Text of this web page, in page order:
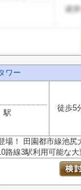
ワー
駅
徒歩5
場！ 田園都市線池
路線3駅利用可能な